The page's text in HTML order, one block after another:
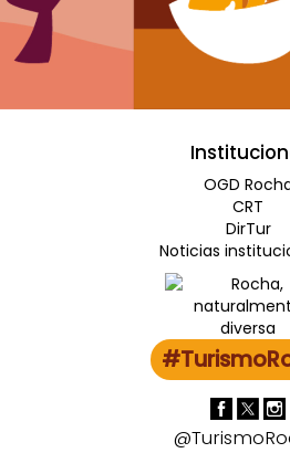
OGD
CRT
DirTur
Noticias